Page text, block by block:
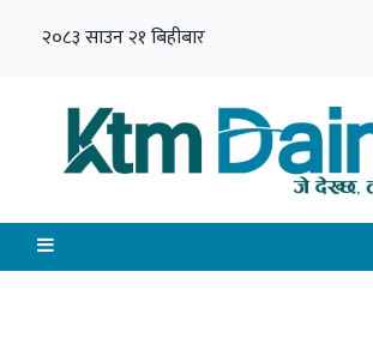
२०८३ साउन २१ बिहीबार